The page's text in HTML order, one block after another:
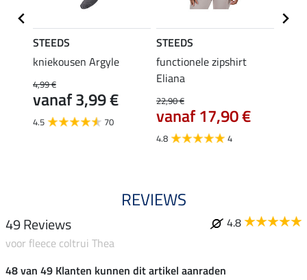
STEEDS
kniekousen Argyle
4,99 €
vanaf 3,99 €
4.5 70
STEEDS
functionele zipshirt
Eliana
22,90 €
vanaf 17,90 €
4.8 4
REVIEWS
49 Reviews
4.8
voor fleece coltrui Thea
48 van 49 Klanten kunnen dit artikel aanraden